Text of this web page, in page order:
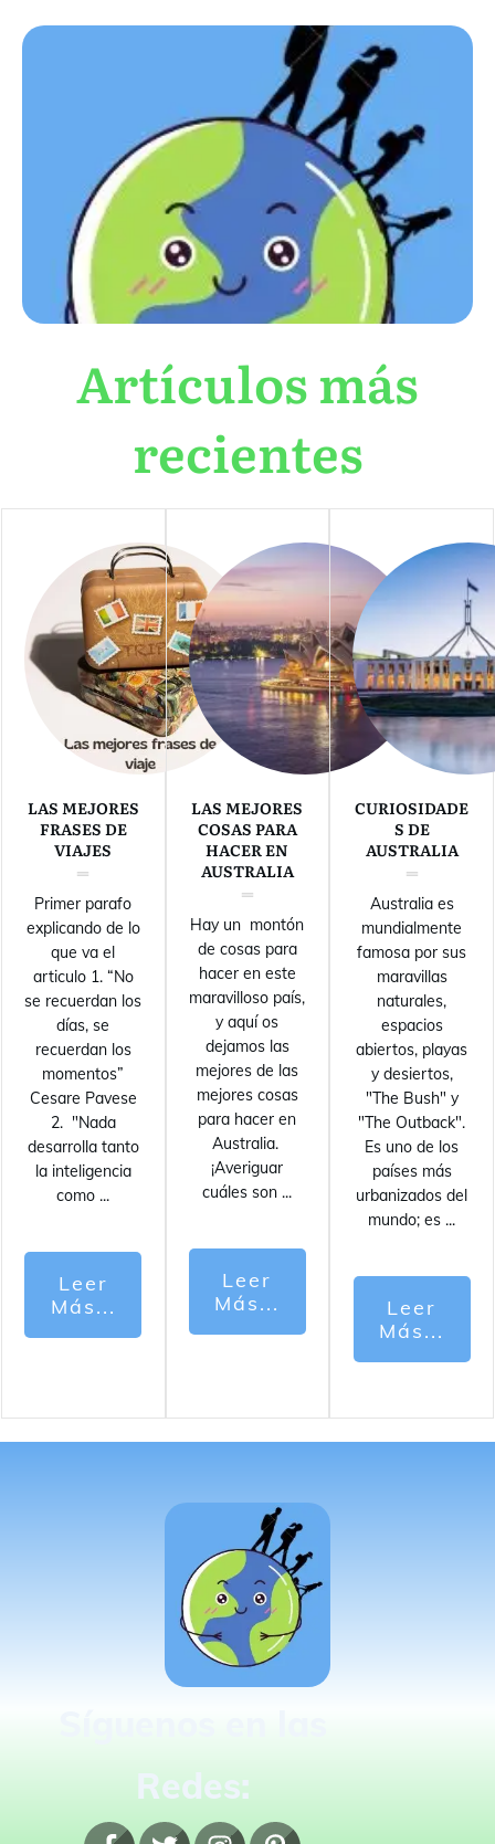
Artículos más
recientes
LAS MEJORES
FRASES DE
VIAJES
Primer parafo
explicando de lo
que va el
articulo 1. “No
se recuerdan los
días, se
recuerdan los
momentos”
Cesare Pavese
2. "Nada
desarrolla tanto
la inteligencia
como ...
Leer
Más...
LAS MEJORES
COSAS PARA
HACER EN
AUSTRALIA
Hay un montón
de cosas para
hacer en este
maravilloso país,
y aquí os
dejamos las
mejores de las
mejores cosas
para hacer en
Australia.
¡Averiguar
cuáles son ...
Leer
Más...
CURIOSIDADE
S DE
AUSTRALIA
Australia es
mundialmente
famosa por sus
maravillas
naturales,
espacios
abiertos, playas
y desiertos,
"The Bush" y
"The Outback".
Es uno de los
países más
urbanizados del
mundo; es ...
Leer
Más...
Redes: